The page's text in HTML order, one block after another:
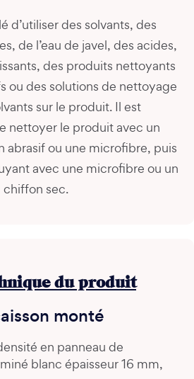
d’utiliser des solvants, des
de l’eau de javel, des acides,
des produits nettoyants
ou des solutions de nettoyage
sur le produit. Il est
nettoyer le produit avec un
abrasif ou une microfibre, puis
avec une microfibre ou un
chiffon sec.
du produit
monté
en panneau de
blanc épaisseur 16 mm,